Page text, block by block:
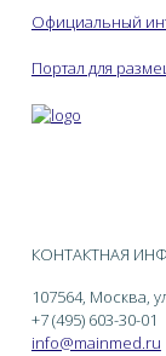
Официальный
Портал для
КОНТАКТНАЯ
107564, Москва,
+7 (495) 603-30-01
info@mainmed.ru